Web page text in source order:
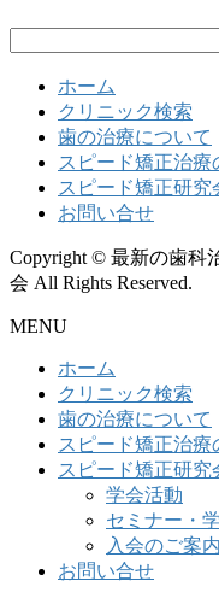
ホーム
クリニック検索
歯の治療について
スピード矯正治療
スピード矯正研究
お問い合せ
Copyright © 最新の歯科
会 All Rights Reserved.
MENU
ホーム
クリニック検索
歯の治療について
スピード矯正治療
スピード矯正研究
学会活動
セミナー・
入会のご案内
お問い合せ